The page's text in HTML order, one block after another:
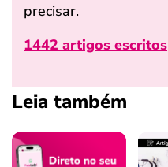
precisar.
1442 artigos escritos
Leia também